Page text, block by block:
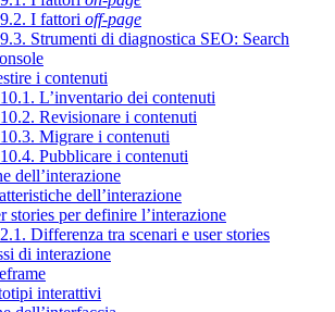
I fattori off-page
Strumenti di diagnostica SEO: Search
i contenuti
L’inventario dei contenuti
Revisionare i contenuti
Migrare i contenuti
Pubblicare i contenuti
dell’interazione
dell’interazione
stories per definire l’interazione
Differenza tra scenari e user stories
di interazione
interattivi